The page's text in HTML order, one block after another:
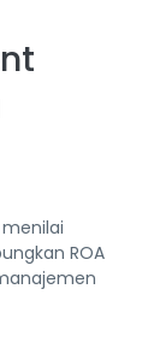
ROA